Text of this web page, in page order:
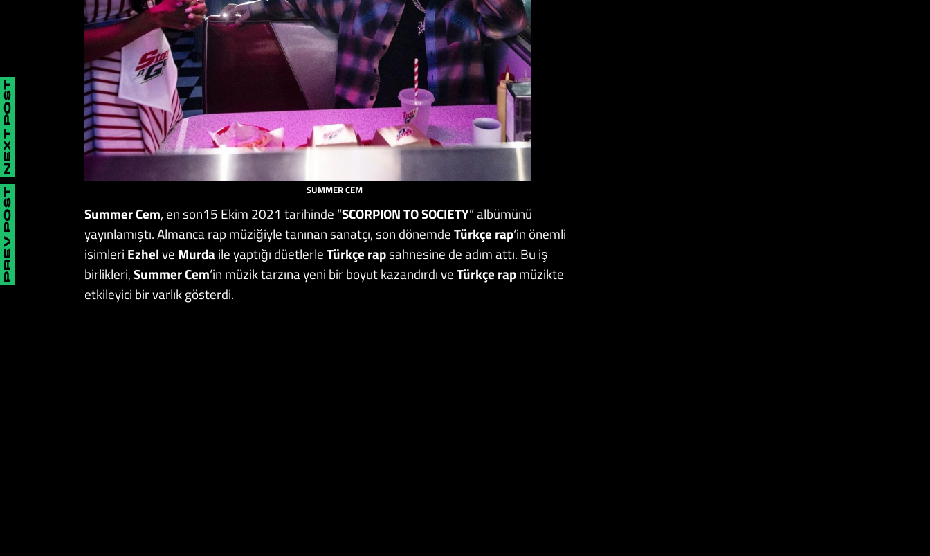
SUMMER CEM
Summer Cem, en son15 Ekim 2021 tarihinde “SCORPION TO SOCIETY” albümünü
yayınlamıştı. Almanca rap müziğiyle tanınan sanatçı, son dönemdeTürkçe rap‘in önemli
isimleri Ezhelve Murda ile yaptığı düetlerleTürkçe rapsahnesine de adım attı. Bu iş
birlikleri,Summer Cem‘in müzik tarzına yeni bir boyut kazandırdı veTürkçe rapmüzikte
etkileyici bir varlık gösterdi.
PREV POST
NEXT POST